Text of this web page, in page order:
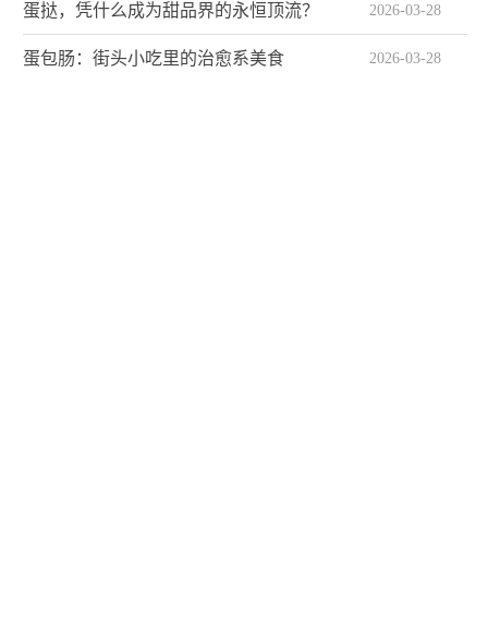
蛋挞，凭什么成为甜品界的永恒顶流？ 2026-03-28
蛋包肠：街头小吃里的治愈系美食 2026-03-28